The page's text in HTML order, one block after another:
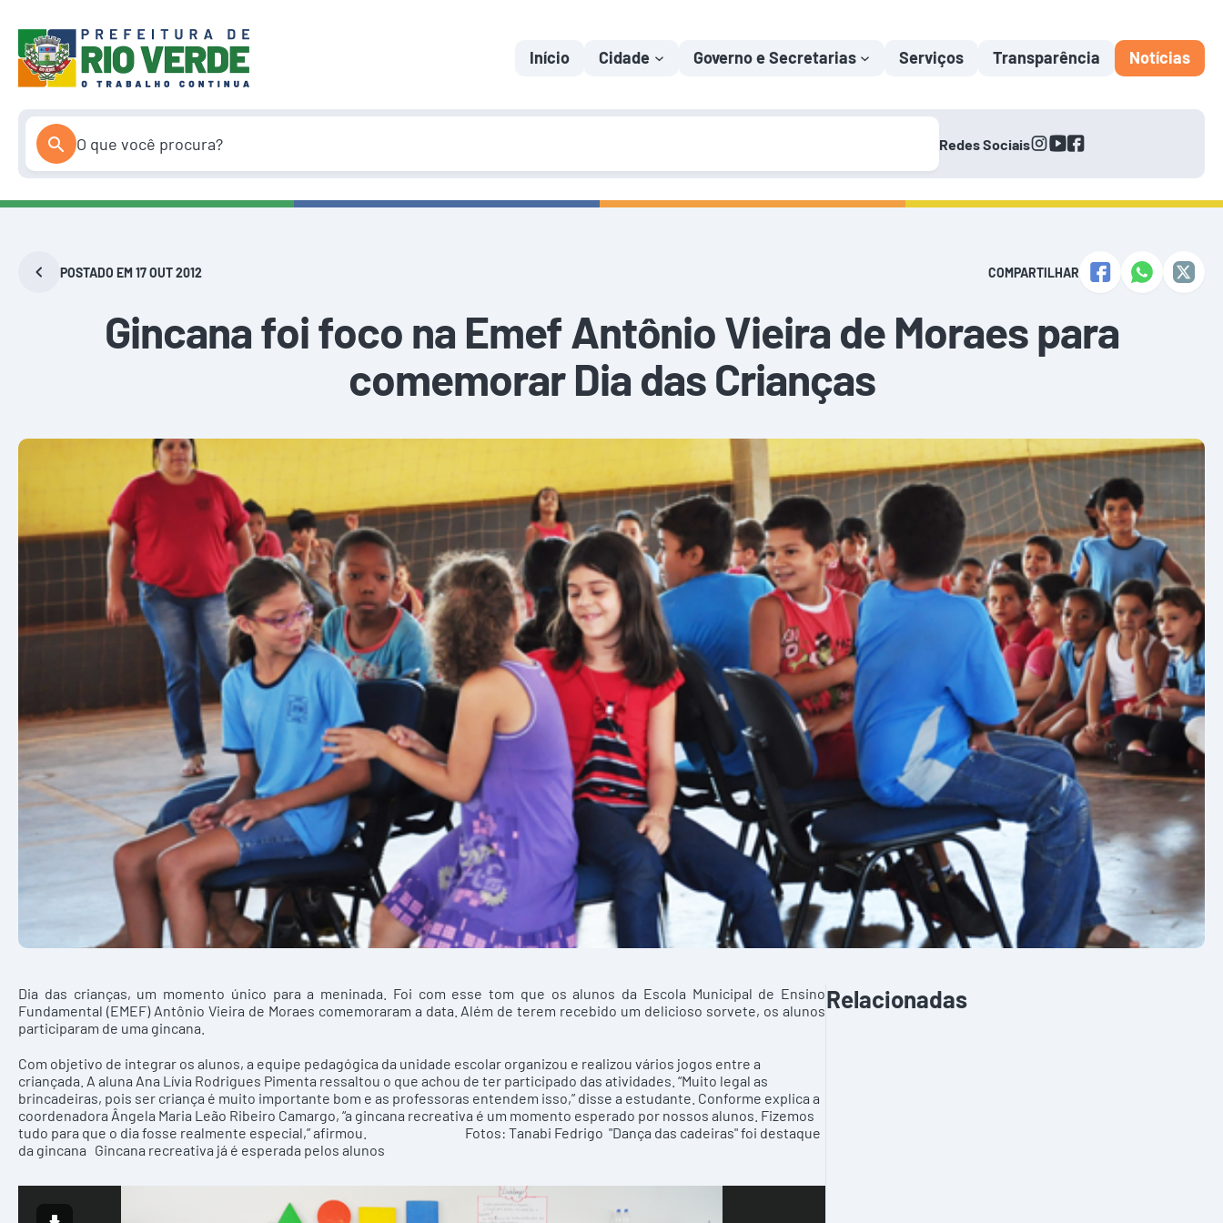
para
conteúdo
Início Cidade Governo e Secretarias Serviços Transparência Notícias
Redes Sociaisinstagram
youtube
facebook
POSTADO EM 17 OUT 2012 COMPARTILHAR
Gincana foi foco na Emef Antônio Vieira de Moraes para
comemorar Dia das Crianças
Dia das crianças, um momento único para a meninada. Foi com esse tom que os alunos da Escola Municipal de Ensino
Fundamental (EMEF) Antônio Vieira de Moraes comemoraram a data. Além de terem recebido um delicioso sorvete, os alunos
participaram de uma gincana.
Com objetivo de integrar os alunos, a equipe pedagógica da unidade escolar organizou e realizou vários jogos entre a
criançada. A aluna Ana Lívia Rodrigues Pimenta ressaltou o que achou de ter participado das atividades. “Muito legal as
brincadeiras, pois ser criança é muito importante bom e as professoras entendem isso,” disse a estudante. Conforme explica a
coordenadora Ângela Maria Leão Ribeiro Camargo, “a gincana recreativa é um momento esperado por nossos alunos. Fizemos
tudo para que o dia fosse realmente especial,” afirmou. Fotos: Tanabi Fedrigo "Dança das cadeiras" foi destaque
da gincana Gincana recreativa já é esperada pelos alunos
Relacionadas